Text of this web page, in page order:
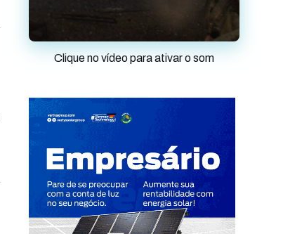
Clique no vídeo para ativar o som